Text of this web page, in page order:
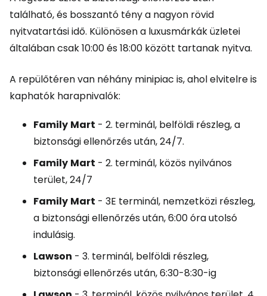
található, és bosszantó tény a nagyon rövid
nyitvatartási idő. Különösen a luxusmárkák üzletei
általában csak 10:00 és 18:00 között tartanak nyitva.
A repülőtéren van néhány minipiac is, ahol elvitelre is
kaphatók harapnivalók:
Family Mart - 2. terminál, belföldi részleg, a
biztonsági ellenőrzés után, 24/7.
Family Mart - 2. terminál, közös nyilvános
terület, 24/7
Family Mart - 3E terminál, nemzetközi részleg,
a biztonsági ellenőrzés után, 6:00 óra utolsó
indulásig.
Lawson - 3. terminál, belföldi részleg,
biztonsági ellenőrzés után, 6:30-8:30-ig